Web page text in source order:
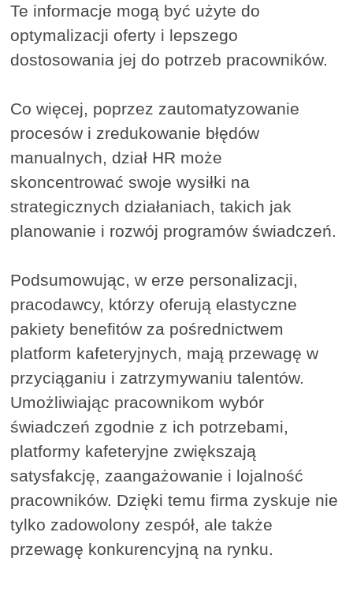
Te informacje mogą być użyte do
optymalizacji oferty i lepszego
dostosowania jej do potrzeb pracowników.
Co więcej, poprzez zautomatyzowanie
procesów i zredukowanie błędów
manualnych, dział HR może
skoncentrować swoje wysiłki na
strategicznych działaniach, takich jak
planowanie i rozwój programów świadczeń.
Podsumowując, w erze personalizacji,
pracodawcy, którzy oferują elastyczne
pakiety benefitów za pośrednictwem
platform kafeteryjnych, mają przewagę w
przyciąganiu i zatrzymywaniu talentów.
Umożliwiając pracownikom wybór
świadczeń zgodnie z ich potrzebami,
platformy kafeteryjne zwiększają
satysfakcję, zaangażowanie i lojalność
pracowników. Dzięki temu firma zyskuje nie
tylko zadowolony zespół, ale także
przewagę konkurencyjną na rynku.